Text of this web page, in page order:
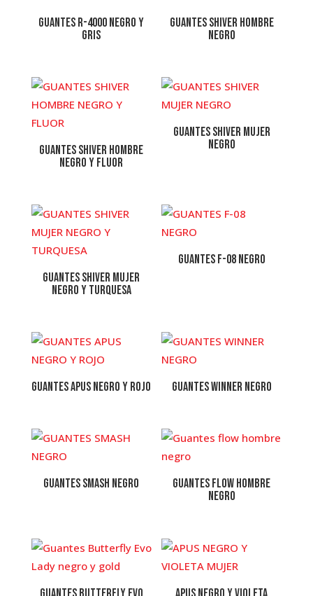
GUANTES R-4000 NEGRO Y
GRIS
GUANTES SHIVER HOMBRE
NEGRO
GUANTES SHIVER HOMBRE
NEGRO Y FLUOR
GUANTES SHIVER MUJER
NEGRO
GUANTES SHIVER MUJER
NEGRO Y TURQUESA
GUANTES F-08 NEGRO
GUANTES APUS NEGRO Y ROJO GUANTES WINNER NEGRO
GUANTES SMASH NEGRO
Guantes flow hombre
negro